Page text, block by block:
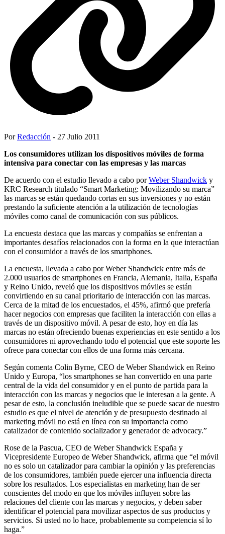
PorRedacción - 27 Julio 2011
Los consumidores utilizan los dispositivos móviles de forma
intensiva para conectar con las empresas y las marcas
De acuerdo con el estudio llevado a cabo porWeber Shandwick y
KRC Research titulado “Smart Marketing: Movilizando su marca”
las marcas se están quedando cortas en sus inversiones y no están
prestando la suficiente atención a la utilización de tecnologías
móviles como canal de comunicación con sus públicos.
La encuesta destaca que las marcas y compañías se enfrentan a
importantes desafíos relacionados con la forma en la que interactúan
con el consumidor a través de los smartphones.
La encuesta, llevada a cabo por Weber Shandwick entre más de
2.000 usuarios de smartphones en Francia, Alemania, Italia, España
y Reino Unido, reveló que los dispositivos móviles se están
convirtiendo en su canal prioritario de interacción con las marcas.
Cerca de la mitad de los encuestados, el 45%, afirmó que prefería
hacer negocios con empresas que faciliten la interacción con ellas a
través de un dispositivo móvil. A pesar de esto, hoy en día las
marcas no están ofreciendo buenas experiencias en este sentido a los
consumidores ni aprovechando todo el potencial que este soporte les
ofrece para conectar con ellos de una forma más cercana.
Según comenta Colin Byrne, CEO de Weber Shandwick en Reino
Unido y Europa, “los smartphones se han convertido en una parte
central de la vida del consumidor y en el punto de partida para la
interacción con las marcas y negocios que le interesan a la gente. A
pesar de esto, la conclusión ineludible que se puede sacar de nuestro
estudio es que el nivel de atención y de presupuesto destinado al
marketing móvil no está en línea con su importancia como
catalizador de contenido socializador y generador de advocacy.”
Rose de la Pascua, CEO de Weber Shandwick España y
Vicepresidente Europeo de Weber Shandwick, afirma que “el móvil
no es solo un catalizador para cambiar la opinión y las preferencias
de los consumidores, también puede ejercer una influencia directa
sobre los resultados. Los especialistas en marketing han de ser
conscientes del modo en que los móviles influyen sobre las
relaciones del cliente con las marcas y negocios, y deben saber
identificar el potencial para movilizar aspectos de sus productos y
servicios. Si usted no lo hace, probablemente su competencia sí lo
haga.”